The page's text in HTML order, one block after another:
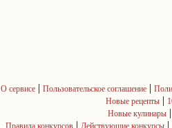
О сервисе| Пользовательское соглашение|
Новые рецепты |
Новые кулинары
Правила конкурсов | Действующие конкурсы |